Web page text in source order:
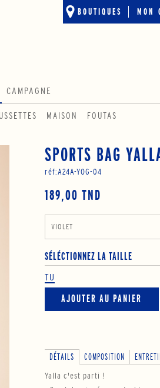
BOUTIQUES MON
MAISON FOUTAS
CAMPAGNE
SPORTS BAG
réf:A24A-YOG-04
189,00 TND
VIOLET
SÉLÉCTIONNEZ LA TAILLE
TU
AJOUTER AU PANIER
DÉTAILS COMPOSITION
Yalla c'est parti !